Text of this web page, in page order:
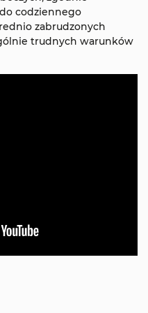
codziennego
zabrudzonych
trudnych warunków